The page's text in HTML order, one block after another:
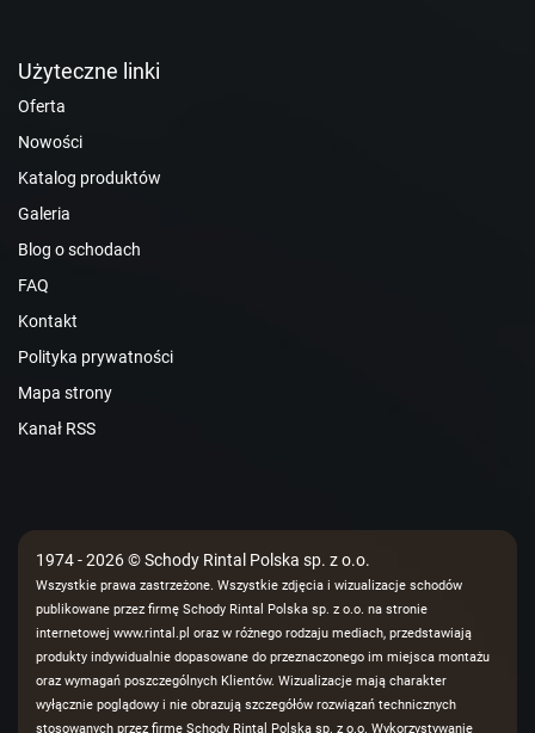
Użyteczne linki
Oferta
Nowości
Katalog produktów
Galeria
Blog o schodach
FAQ
Kontakt
Polityka prywatności
Mapa strony
Kanał RSS
1974 - 2026 © Schody Rintal Polska sp. z o.o.
Wszystkie prawa zastrzeżone. Wszystkie zdjęcia i wizualizacje schodów
publikowane przez firmę Schody Rintal Polska sp. z o.o. na stronie
internetowej www.rintal.pl oraz w różnego rodzaju mediach, przedstawiają
produkty indywidualnie dopasowane do przeznaczonego im miejsca montażu
oraz wymagań poszczególnych Klientów. Wizualizacje mają charakter
wyłącznie poglądowy i nie obrazują szczegółów rozwiązań technicznych
stosowanych przez firmę Schody Rintal Polska sp. z o.o. Wykorzystywanie